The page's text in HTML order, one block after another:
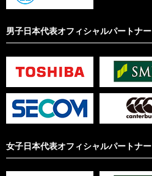
男子日本代表オフィシャルパートナー
女子日本代表オフィシャルパートナー